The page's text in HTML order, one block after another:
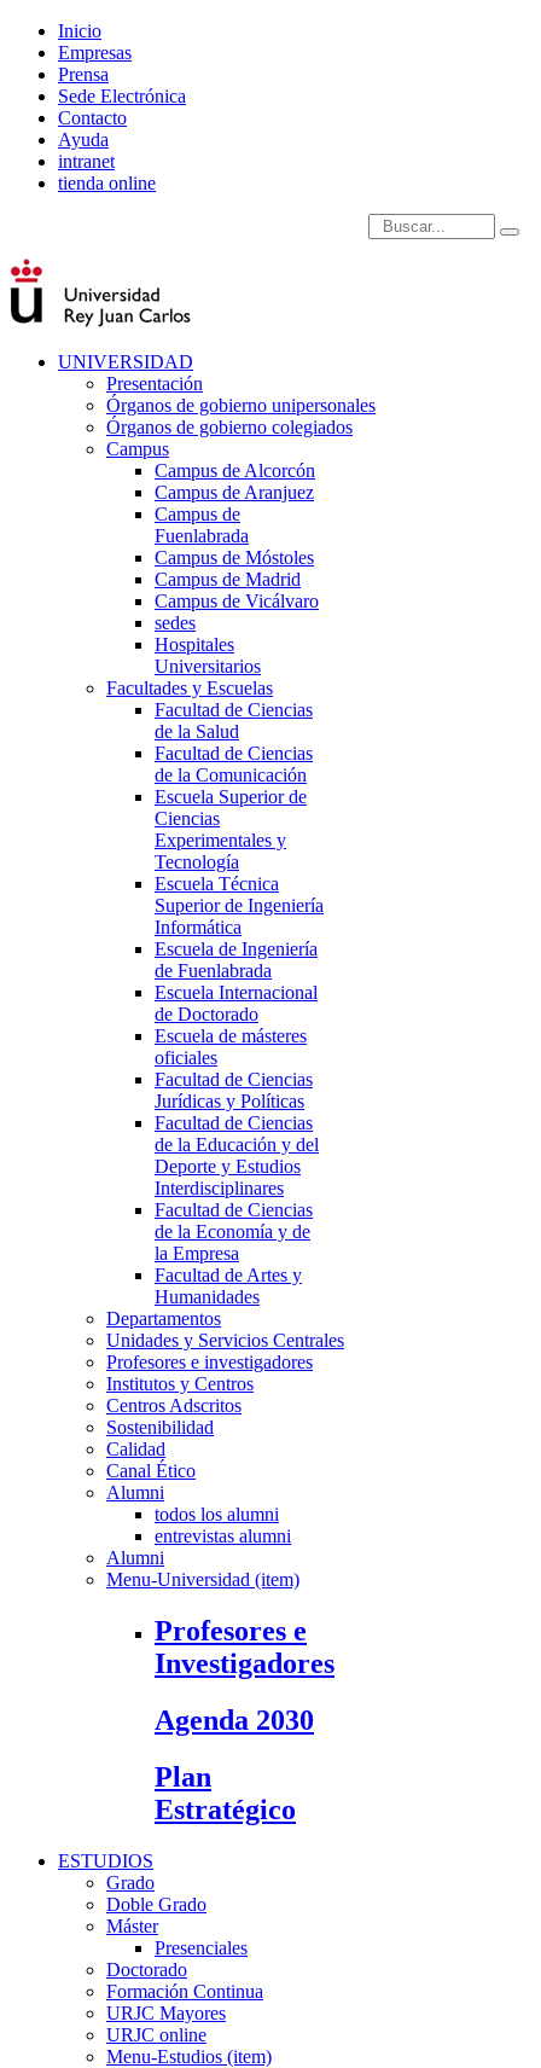
Inicio
Empresas
Prensa
Sede Electrónica
Contacto
Ayuda
intranet
tienda online
Introduce términos de
UNIVERSIDAD
Presentación
Órganos de gobierno unipersonales
Órganos de gobierno colegiados
Campus
Campus de Alcorcón
Campus de Aranjuez
Campus de
Fuenlabrada
Campus de Móstoles
Campus de Madrid
Campus de Vicálvaro
sedes
Hospitales
Universitarios
Facultades y Escuelas
Facultad de Ciencias
de la Salud
Facultad de Ciencias
de la Comunicación
Escuela Superior de
Ciencias
Experimentales y
Tecnología
Escuela Técnica
Superior de Ingeniería
Informática
Escuela de Ingeniería
de Fuenlabrada
Escuela Internacional
de Doctorado
Escuela de másteres
oficiales
Facultad de Ciencias
Jurídicas y Políticas
Facultad de Ciencias
de la Educación y del
Deporte y Estudios
Interdisciplinares
Facultad de Ciencias
de la Economía y de
la Empresa
Facultad de Artes y
Humanidades
Departamentos
Unidades y Servicios Centrales
Profesores e investigadores
Institutos y Centros
Centros Adscritos
Sostenibilidad
Calidad
Canal Ético
Alumni
todos los alumni
entrevistas alumni
Alumni
Menu-Universidad (item)
Profesores e
Investigadores
Agenda 2030
Plan
Estratégico
ESTUDIOS
Grado
Doble Grado
Máster
Presenciales
Doctorado
Formación Continua
URJC Mayores
URJC online
Menu-Estudios (item)